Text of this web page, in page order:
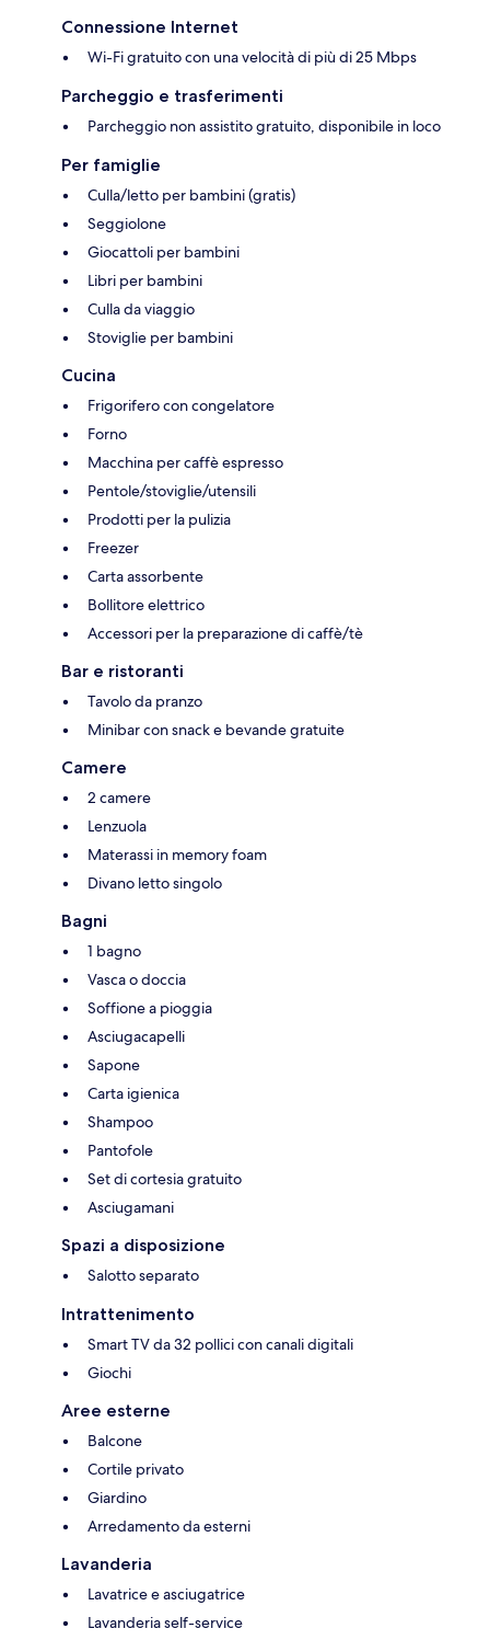
Connessione Internet
Wi-Fi gratuito con una velocità di più di 25 Mbps
Parcheggio e trasferimenti
Parcheggio non assistito gratuito, disponibile in loco
Per famiglie
Culla/letto per bambini (gratis)
Seggiolone
Giocattoli per bambini
Libri per bambini
Culla da viaggio
Stoviglie per bambini
Cucina
Frigorifero con congelatore
Forno
Macchina per caffè espresso
Pentole/stoviglie/utensili
Prodotti per la pulizia
Freezer
Carta assorbente
Bollitore elettrico
Accessori per la preparazione di caffè/tè
Bar e ristoranti
Tavolo da pranzo
Minibar con snack e bevande gratuite
Camere
2 camere
Lenzuola
Materassi in memory foam
Divano letto singolo
Bagni
1 bagno
Vasca o doccia
Soffione a pioggia
Asciugacapelli
Sapone
Carta igienica
Shampoo
Pantofole
Set di cortesia gratuito
Asciugamani
Spazi a disposizione
Salotto separato
Intrattenimento
Smart TV da 32 pollici con canali digitali
Giochi
Aree esterne
Balcone
Cortile privato
Giardino
Arredamento da esterni
Lavanderia
Lavatrice e asciugatrice
Lavanderia self-service